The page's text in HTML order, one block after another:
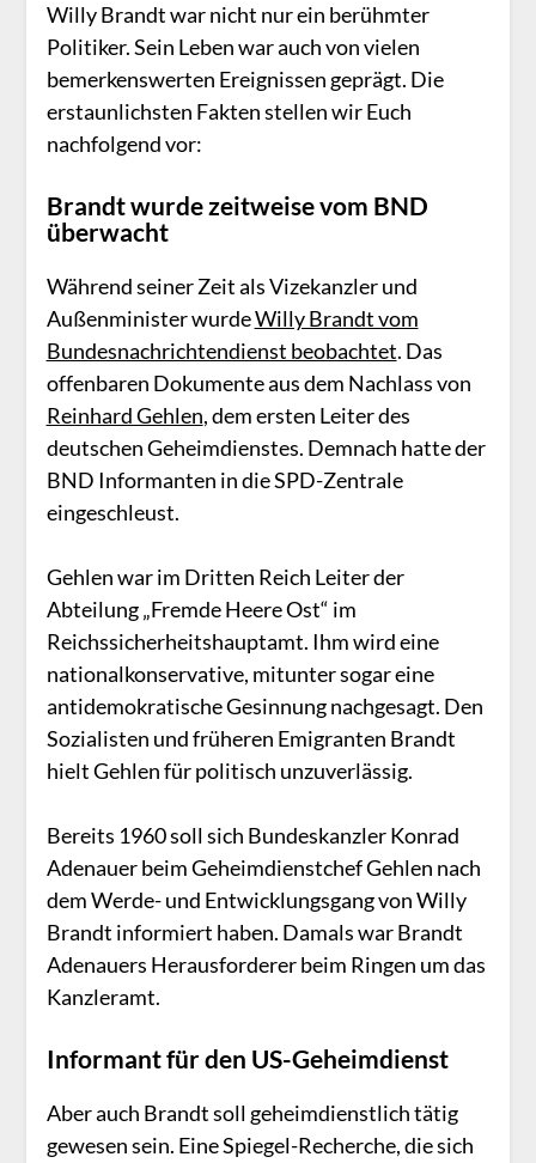
Willy Brandt war nicht nur ein berühmter
Politiker. Sein Leben war auch von vielen
bemerkenswerten Ereignissen geprägt. Die
erstaunlichsten Fakten stellen wir Euch
nachfolgend vor:
Brandt wurde zeitweise vom BND
überwacht
Während seiner Zeit als Vizekanzler und
Außenminister wurdeWilly Brandt vom
Bundesnachrichtendienst beobachtet. Das
offenbaren Dokumente aus dem Nachlass von
Reinhard Gehlen, dem ersten Leiter des
deutschen Geheimdienstes. Demnach hatte der
BND Informanten in die SPD-Zentrale
eingeschleust.
Gehlen war im Dritten Reich Leiter der
Abteilung „Fremde Heere Ost“ im
Reichssicherheitshauptamt. Ihm wird eine
nationalkonservative, mitunter sogar eine
antidemokratische Gesinnung nachgesagt. Den
Sozialisten und früheren Emigranten Brandt
hielt Gehlen für politisch unzuverlässig.
Bereits 1960 soll sich Bundeskanzler Konrad
Adenauer beim Geheimdienstchef Gehlen nach
dem Werde- und Entwicklungsgang von Willy
Brandt informiert haben. Damals war Brandt
Adenauers Herausforderer beim Ringen um das
Kanzleramt.
Informant für den US-Geheimdienst
Aber auch Brandt soll geheimdienstlich tätig
gewesen sein. Eine Spiegel-Recherche, die sich